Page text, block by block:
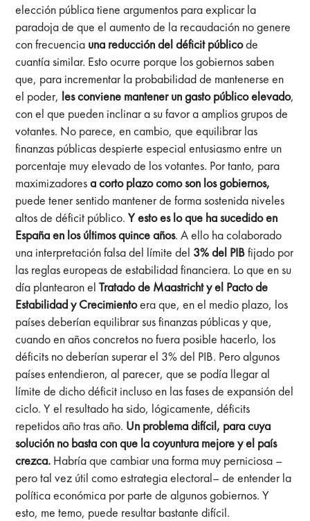
elección pública tiene argumentos para explicar la
paradoja de que el aumento de la recaudación no genere
con frecuencia una reducción del déficit públicode
cuantía similar. Esto ocurre porque los gobiernos saben
que, para incrementar la probabilidad de mantenerse en
el poder, les conviene mantener un gasto público elevado,
con el que pueden inclinar a su favor a amplios grupos de
votantes. No parece, en cambio, que equilibrar las
finanzas públicas despierte especial entusiasmo entre un
porcentaje muy elevado de los votantes. Por tanto, para
maximizadoresa corto plazo como son los gobiernos,
puede tener sentido mantener de forma sostenida niveles
altos de déficit público. Y esto es lo que ha sucedido en
España en los últimos quince años. A ello ha colaborado
una interpretación falsa del límite del 3% del PIBfijado por
las reglas europeas de estabilidad financiera. Lo que en su
día plantearon elTratado de Maastricht y el Pacto de
Estabilidad y Crecimientoera que, en el medio plazo, los
países deberían equilibrar sus finanzas públicas y que,
cuando en años concretos no fuera posible hacerlo, los
déficits no deberían superar el 3% del PIB. Pero algunos
países entendieron, al parecer, que se podía llegar al
límite de dicho déficit incluso en las fases de expansión del
ciclo. Y el resultado ha sido, lógicamente, déficits
repetidos año tras año. Un problema difícil, para cuya
solución no basta con que la coyuntura mejore y el país
crezca. Habría que cambiar una forma muy perniciosa –
pero tal vez útil como estrategia electoral– de entender la
política económica por parte de algunos gobiernos. Y
esto, me temo, puede resultar bastante difícil.